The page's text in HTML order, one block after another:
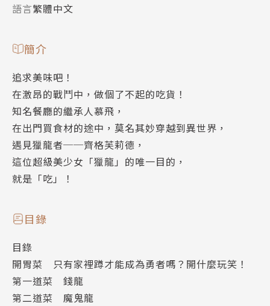
語言繁體中文
簡介
追求美味吧！
在激昂的戰鬥中，做個了不起的吃貨！
知名餐廳的繼承人慕飛，
在出門買食材的途中，莫名其妙穿越到異世界，
遇見獵龍者──齊格芙莉德，
這位超級美少女「獵龍」的唯一目的，
就是「吃」！
目錄
目錄
開胃菜 只有家裡蹲才能成為勇者嗎？開什麼玩笑！
第一道菜 錢龍
第二道菜 魔鬼龍